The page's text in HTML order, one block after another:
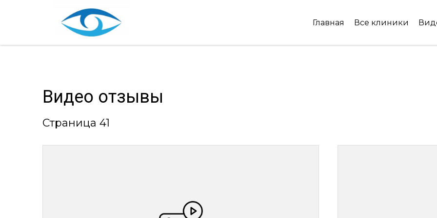
Главная Все клиники
Видео отзывы
Страница 41